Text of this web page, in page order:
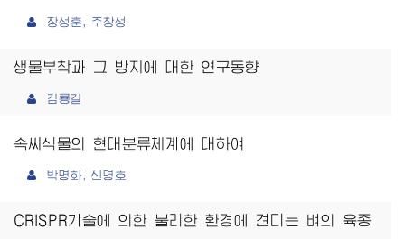
장성훈, 주창성
생물부착과 그 방지에 대한 연구동향
김룡길
속씨식물의 현대분류체계에 대하여
박명화, 신명호
CRISPR기술에 의한 불리한 환경에 견디는 벼의 육종